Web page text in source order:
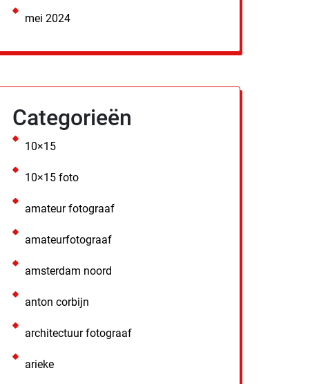
mei 2024
Categorieën
10×15
10×15 foto
amateur fotograaf
amateurfotograaf
amsterdam noord
anton corbijn
architectuur fotograaf
arieke